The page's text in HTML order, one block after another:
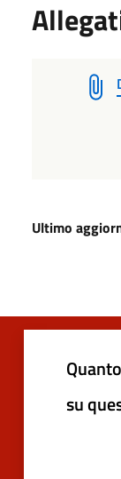
Ultimo
su